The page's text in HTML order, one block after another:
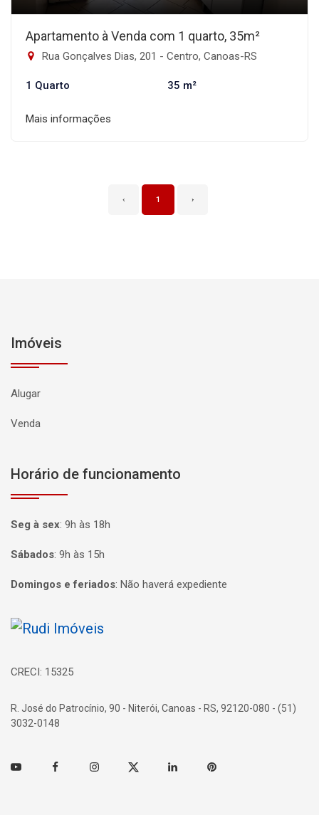
Apartamento à Venda com 1 quarto, 35m²
Rua Gonçalves Dias, 201 - Centro, Canoas-RS
1 Quarto 35 m²
Mais informações
‹ 1 ›
Imóveis
Alugar
Venda
Horário de funcionamento
Seg à sex: 9h às 18h
Sábados: 9h às 15h
Domingos e feriados: Não haverá expediente
Página inicial
CRECI: 15325
R. José do Patrocínio, 90 - Niterói, Canoas - RS, 92120-080 - (51)
3032-0148
Youtube FacebookInstagramTwitter Linkedin Pinterest